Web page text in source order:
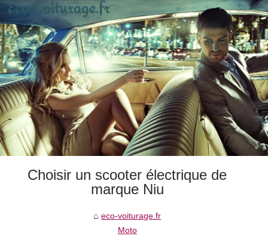
Choisir un scooter électrique de
marque Niu
eco-voiturage.fr
Moto